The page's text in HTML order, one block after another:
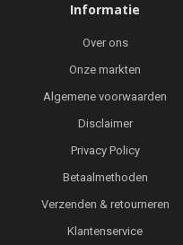
Informatie
Over ons
Onze markten
Algemene voorwaarden
Disclaimer
Privacy Policy
Betaalmethoden
Verzenden & retourneren
Klantenservice